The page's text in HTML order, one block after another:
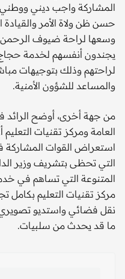
المشاركة واجب ديني
حسن ظن ولاة الأمر
وسعها لراحة ضيوف
يجندون أنفسهم لخدمة حجاج
لراحتهم وذلك بتوجيهات
والمساعد للشؤون الأمنية.
من جهة أخرى، أوضح الرائد
العامة ومركز تقنيات
استعراض القوات المشاركة
التي تحظى بتشريف وزير
المتنوعة التي تساهم في
مركز تقنيات التعليم بكامل
نقل فضائي واستديو
ما قد يحدث من سلبيات.